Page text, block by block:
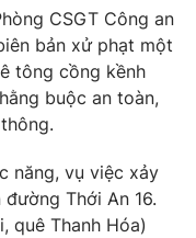
CSGT Công an
bản xử phạt một
tông cồng kềnh
buộc an toàn,
năng, vụ việc xảy
Thới An 16.
quê Thanh Hóa)